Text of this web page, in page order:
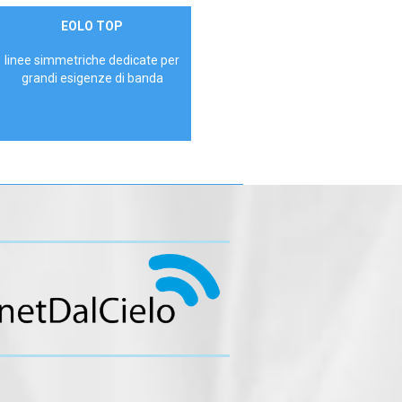
ContattaciEOLO TOP
linee simmetriche dedicate per
grandi esigenze di banda